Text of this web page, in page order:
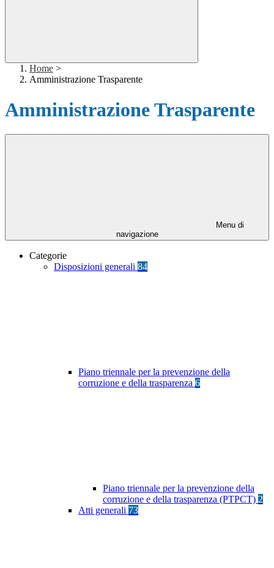
Home >
Amministrazione Trasparente
Amministrazione Trasparente
Menu di
navigazione
Categorie
Disposizioni generali 84
Piano triennale per la prevenzione della
corruzione e della trasparenza 6
Piano triennale per la prevenzione della
corruzione e della trasparenza (PTPCT) 2
Atti generali 73